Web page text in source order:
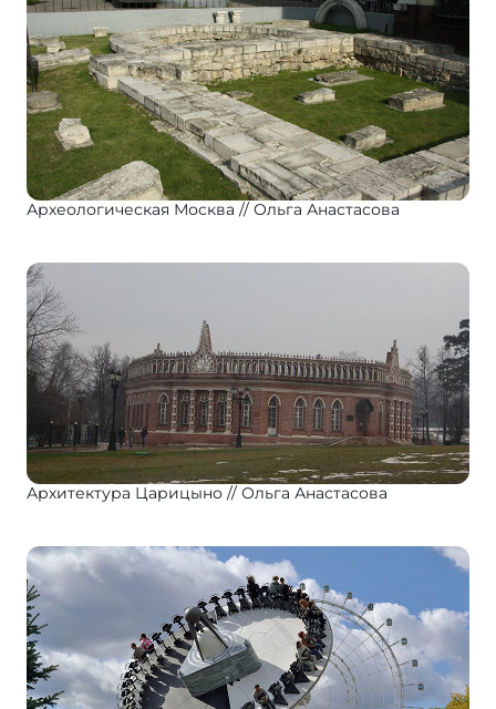
Археологическая Москва Ольга Анастасова
Архитектура Царицыно Ольга Анастасова